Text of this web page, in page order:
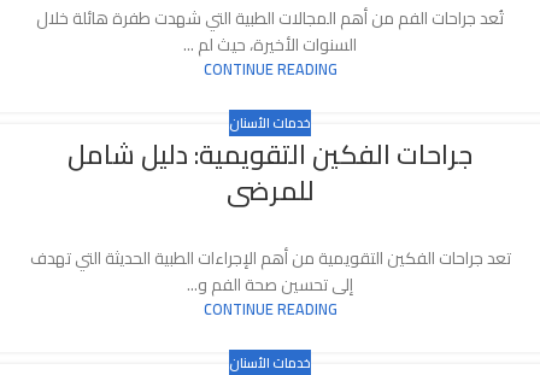
تُعد جراحات الفم من أهم المجالات الطبية التي شهدت طفرة هائلة خلال
السنوات الأخيرة، حيث لم ...
CONTINUE READING
خدمات الأسنان
جراحات الفكين التقويمية: دليل شامل
للمرضى
تعد جراحات الفكين التقويمية من أهم الإجراءات الطبية الحديثة التي تهدف
إلى تحسين صحة الفم و...
CONTINUE READING
خدمات الأسنان